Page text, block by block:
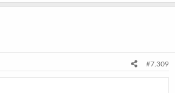
#7.309